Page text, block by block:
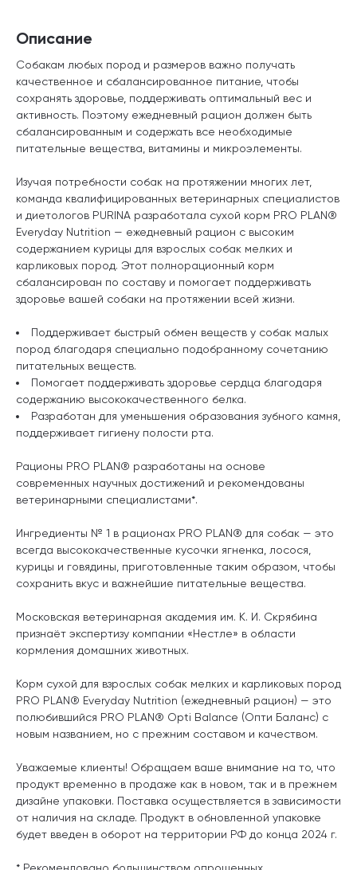
Описание
Собакам любых пород и размеров важно получать
качественное и сбалансированное питание, чтобы
сохранять здоровье, поддерживать оптимальный вес и
активность. Поэтому ежедневный рацион должен быть
сбалансированным и содержать все необходимые
питательные вещества, витамины и микроэлементы.
Изучая потребности собак на протяжении многих лет,
команда квалифицированных ветеринарных специалистов
и диетологов PURINA разработала сухой корм PRO PLAN®
Everyday Nutrition — ежедневный рацион с высоким
содержанием курицы для взрослых собак мелких и
карликовых пород. Этот полнорационный корм
сбалансирован по составу и помогает поддерживать
здоровье вашей собаки на протяжении всей жизни.
Поддерживает быстрый обмен веществ у собак малых
пород благодаря специально подобранному сочетанию
питательных веществ.
Помогает поддерживать здоровье сердца благодаря
содержанию высококачественного белка.
Разработан для уменьшения образования зубного камня,
поддерживает гигиену полости рта.
Рационы PRO PLAN® разработаны на основе
современных научных достижений и рекомендованы
ветеринарными специалистами*.
Ингредиенты № 1 в рационах PRO PLAN® для собак — это
всегда высококачественные кусочки ягненка, лосося,
курицы и говядины, приготовленные таким образом, чтобы
сохранить вкус и важнейшие питательные вещества.
Московская ветеринарная академия им. К. И. Скрябина
признаёт экспертизу компании «Нестле» в области
кормления домашних животных.
Корм сухой для взрослых собак мелких и карликовых пород
PRO PLAN® Everyday Nutrition (ежедневный рацион) — это
полюбившийся PRO PLAN® Opti Balance (Опти Баланс) с
новым названием, но с прежним составом и качеством.
Уважаемые клиенты! Обращаем ваше внимание на то, что
продукт временно в продаже как в новом, так и в прежнем
дизайне упаковки. Поставка осуществляется в зависимости
от наличия на складе. Продукт в обновленной упаковке
будет введен в оборот на территории РФ до конца 2024 г.
* Рекомендовано большинством опрошенных